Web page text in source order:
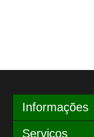
Informações
Serviços